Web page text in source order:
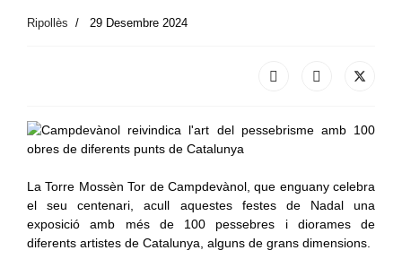
Ripollès 29 Desembre 2024
La Torre Mossèn Tor de Campdevànol, que enguany celebra
el seu centenari, acull aquestes festes de Nadal una
exposició amb més de 100 pessebres i diorames de
diferents artistes de Catalunya, alguns de grans dimensions.